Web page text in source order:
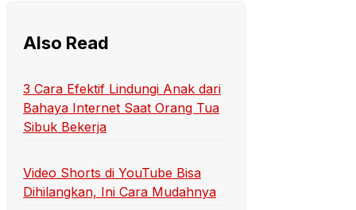
Also Read
3 Cara Efektif Lindungi Anak dari
Bahaya Internet Saat Orang Tua
Sibuk Bekerja
Video Shorts di YouTube Bisa
Dihilangkan, Ini Cara Mudahnya